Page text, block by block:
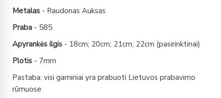
Metalas - Raudonas Auksas
Praba - 585
Apyrankės ilgis - 18cm; 20cm; 21cm; 22cm (pasirinktinai)
Plotis - 7mm
Pastaba: visi gaminiai yra prabuoti Lietuvos prabavimo
rūmuose